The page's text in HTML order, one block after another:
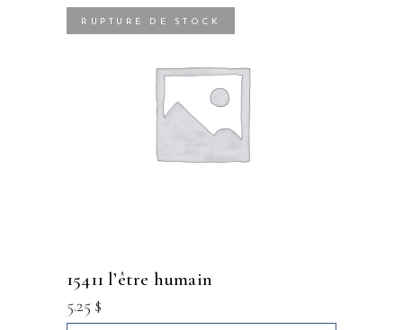
RUPTURE DE STOCK
15411 l’être humain
5.25 $